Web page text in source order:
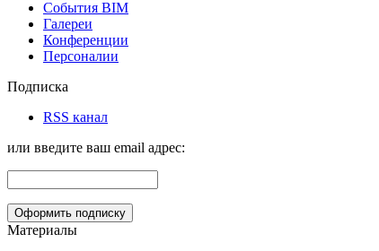
События BIM
Галереи
Конференции
Персоналии
Подписка
RSS канал
или введите ваш email адрес:
Материалы